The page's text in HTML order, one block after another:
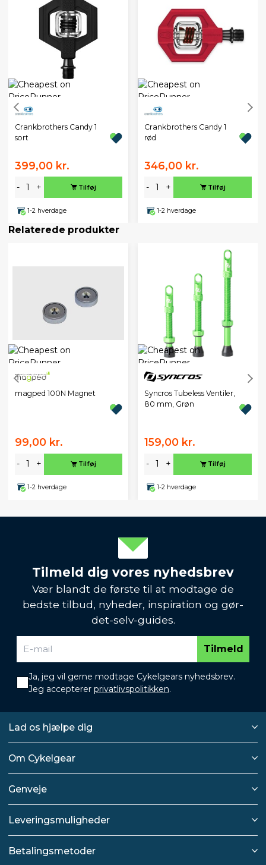
Crankbrothers Candy 1
sort
399,00 kr.
- + Tilføj
1-2 hverdage
Crankbrothers Candy 1
rød
346,00 kr.
- + Tilføj
1-2 hverdage
Relaterede produkter
magped 100N Magnet
99,00 kr.
- + Tilføj
1-2 hverdage
Syncros Tubeless Ventiler,
80 mm, Grøn
159,00 kr.
- + Tilføj
1-2 hverdage
Tilmeld dig vores nyhedsbrev
Vær blandt de første til at modtage de
bedste tilbud, nyheder, inspiration og gør-
det-selv-guides.
Tilmeld
Ja, jeg vil gerne modtage Cykelgears nyhedsbrev.
Jeg accepterer privatlivspolitikken.
Lad os hjælpe dig
Om Cykelgear
Genveje
Leveringsmuligheder
Betalingsmetoder